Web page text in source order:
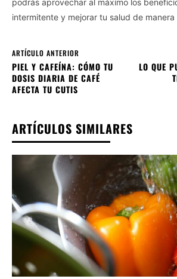
podrás aprovechar al máximo los
intermitente y mejorar tu salud de manera
ARTÍCULO ANTERIOR
PIEL Y CAFEÍNA: CÓMO TU
DOSIS DIARIA DE CAFÉ
AFECTA TU CUTIS
LO QUE
ARTÍCULOS SIMILARES